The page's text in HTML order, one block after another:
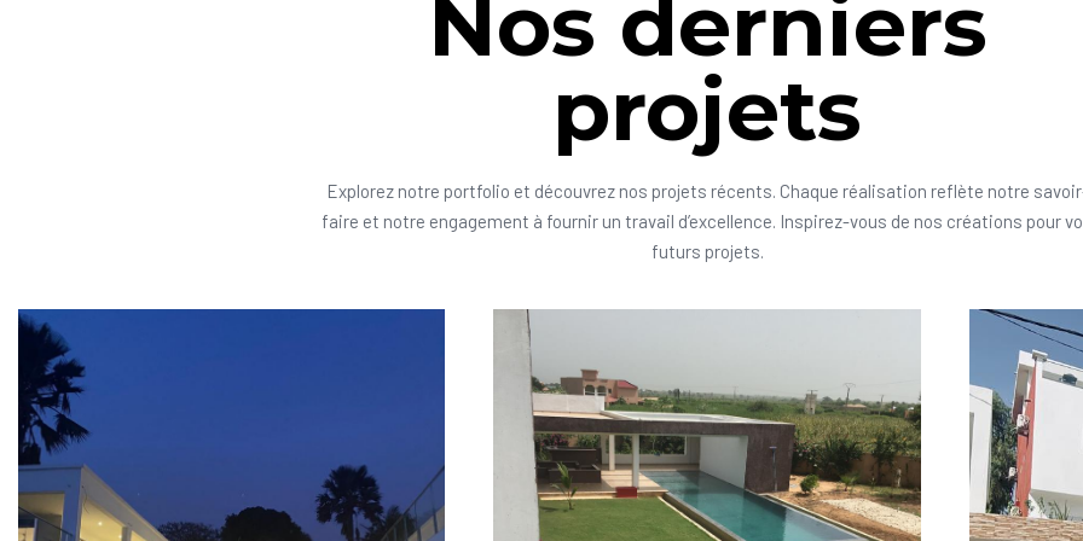
Nos derniers
projets
Explorez notre portfolio et découvrez nos projets récents. Chaque réalisation reflète notre
faire et notre engagement à fournir un travail d’excellence. Inspirez-vous de nos créations pour
futurs projets.